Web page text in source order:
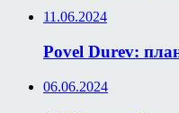
11.06.2024
Povel Durev:
06.06.2024